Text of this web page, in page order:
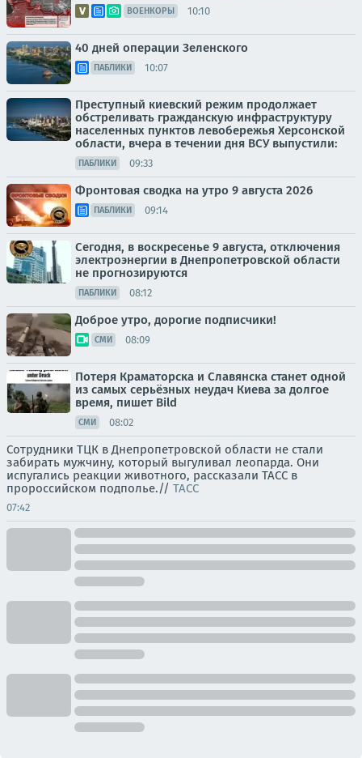
ВОЕНКОРЫ 10:10
40 дней операции Зеленского
ПАБЛИКИ 10:07
Преступный киевский режим продолжает
обстреливать гражданскую инфраструктуру
населенных пунктов левобережья Херсонской
области, вчера в течении дня ВСУ выпустили:
ПАБЛИКИ 09:33
Фронтовая сводка на утро 9 августа 2026
ПАБЛИКИ 09:14
Сегодня, в воскресенье 9 августа, отключения
электроэнергии в Днепропетровской области
не прогнозируются
ПАБЛИКИ 08:12
Доброе утро, дорогие подписчики!
СМИ 08:09
Потеря Краматорска и Славянска станет одной
из самых серьёзных неудач Киева за долгое
время, пишет Bild
СМИ 08:02
Сотрудники ТЦК в Днепропетровской области не стали
забирать мужчину, который выгуливал леопарда. Они
испугались реакции животного, рассказали ТАСС в
пророссийском подполье.// ТАСС
07:42